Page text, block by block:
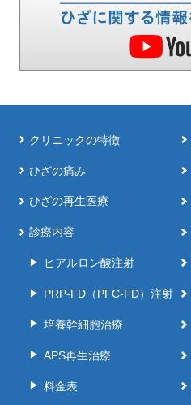
クリニックの特徴
ひざの痛み
ひざの再生医療
診療内容
ヒアルロン酸注射
PRP-FD（PFC-FD）注射
培養幹細胞治療
APS再生治療
料金表